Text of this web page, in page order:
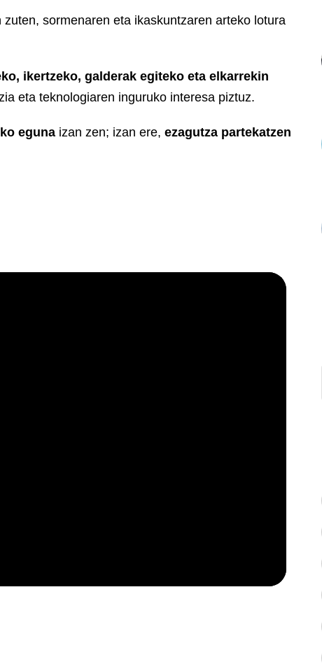
sormenaren eta ikaskuntzaren arteko lotura
ikertzeko, galderak egiteko eta elkarrekin
eta teknologiaren inguruko interesa piztuz.
eguna izan zen; izan ere, ezagutza partekatzen